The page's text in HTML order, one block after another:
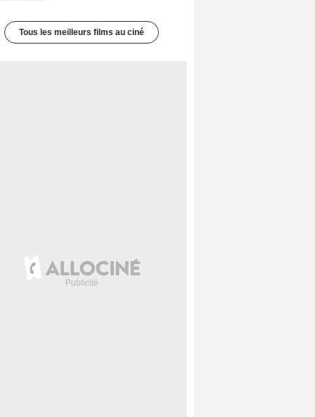
Tous les meilleurs films au ciné